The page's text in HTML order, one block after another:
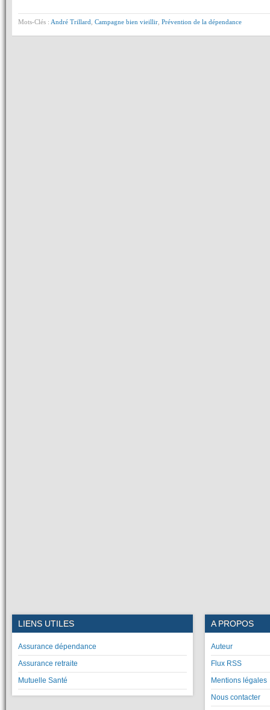
Mots-Clés : André Trillard Campagne bien vieillir Prévention de la dépendance
LIENS UTILES
Assurance dépendance
Assurance retraite
Mutuelle Santé
A PROPOS
Auteur
Flux RSS
Mentions légales
Nous contacter